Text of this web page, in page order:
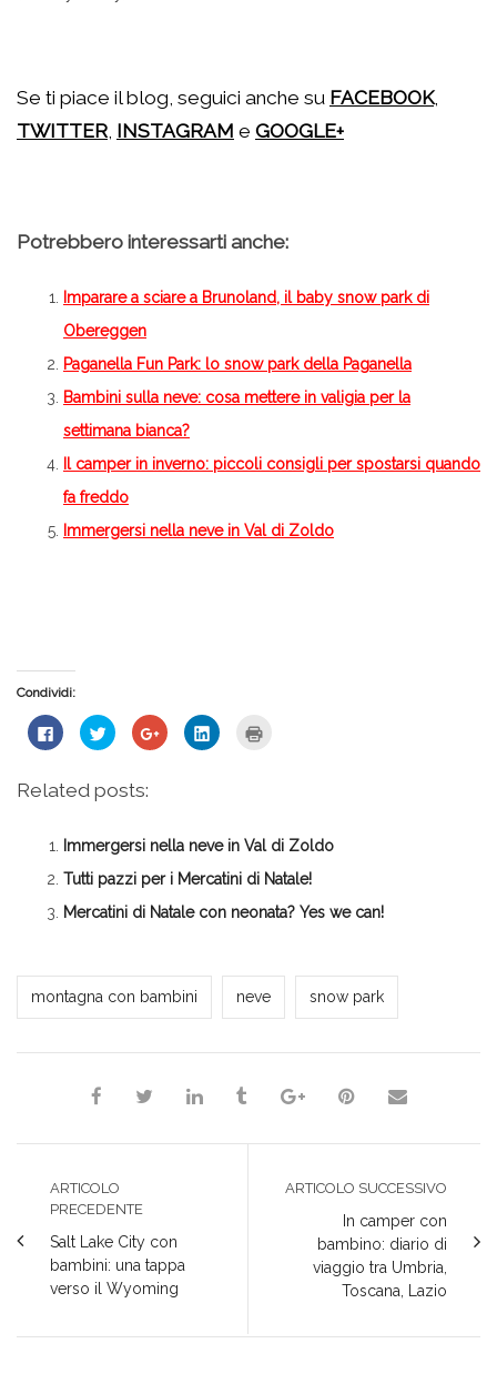
Se ti piace il blog, seguici anche su FACEBOOK,
TWITTER, INSTAGRAM e GOOGLE+
Potrebbero interessarti anche:
Imparare a sciare a Brunoland, il baby snow park di
Obereggen
Paganella Fun Park: lo snow park della Paganella
Bambini sulla neve: cosa mettere in valigia per la
settimana bianca?
Il camper in inverno: piccoli consigli per spostarsi quando
fa freddo
Immergersi nella neve in Val di Zoldo
Condividi:
Fai
clic
su
Facebook
in
una
finestra)
Fai
clic
condividere
su
in
nuova
finestra)
Fai
clic
apre
in
nuova
finestra)
Fai
clic
apre
in
nuova
finestra)
una
nuova
Related posts:
Immergersi nella neve in Val di Zoldo
Tutti pazzi per i Mercatini di Natale!
Mercatini di Natale con neonata? Yes we can!
*Jessica*
montagna con bambini
neve snow park
ARTICOLO
PRECEDENTE
Salt Lake City con
bambini: una tappa
verso il Wyoming
ARTICOLO SUCCESSIVO
In camper con
bambino: diario di
viaggio tra Umbria,
Toscana, Lazio